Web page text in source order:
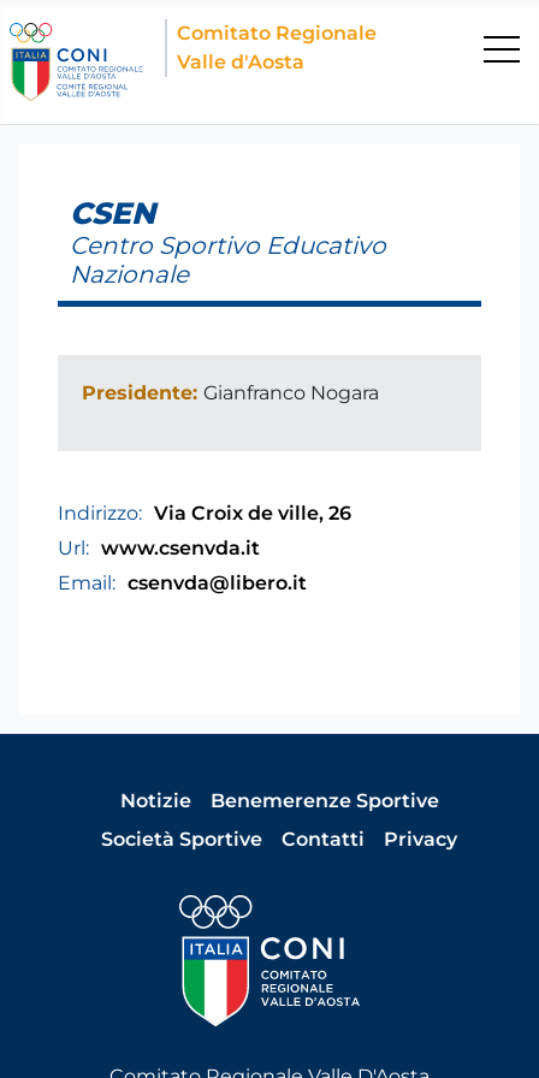
Comitato Regionale
Valle d'Aosta
CSEN
Centro Sportivo Educativo
Nazionale
Presidente: Gianfranco Nogara
Indirizzo: Via Croix de ville, 26
Url: www.csenvda.it
Email: csenvda@libero.it
Notizie
Benemerenze Sportive
Società Sportive
Contatti Privacy